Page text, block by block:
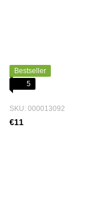
Bestseller
5
SKU: 000013092
€11